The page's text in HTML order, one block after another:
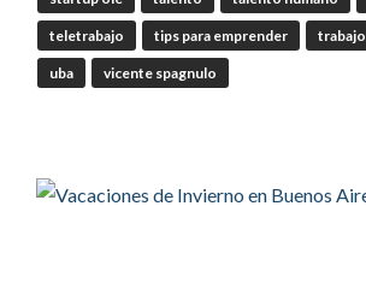
teletrabajo tips para emprender trabajo
uba vicente spagnulo